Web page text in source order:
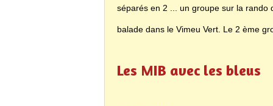
séparés en 2 ... un groupe sur la rando
balade dans le Vimeu Vert. Le 2 ème
Les MIB avec les bleus